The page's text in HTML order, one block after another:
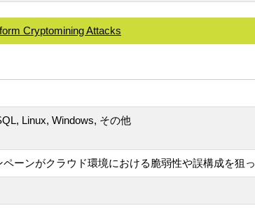
Cryptomining Attacks
Linux, Windows, その他
ーンがクラウド環境における脆弱性や誤構成を狙